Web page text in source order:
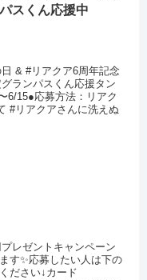
スくん応援中
& #リアクア6周年記念
ランパスくん応援タン
6/15●応募方法：リアク
#リアクアさんに洗えぬ
レゼントキャンペーン
す✨応募したい人は下の
ださい↓カード